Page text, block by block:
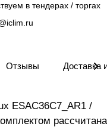
в тендерах / торгах
Отзывы Доставка
ESAC36C7_AR1 /
рассчитана